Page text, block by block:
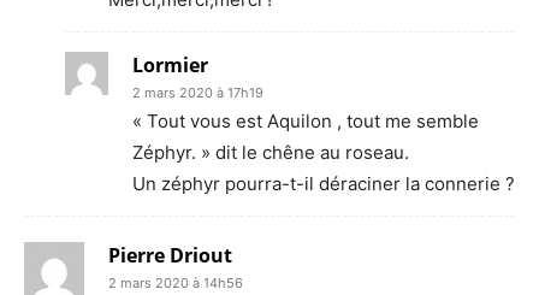
Lormier
2 mars 2020 à 17h19
« Tout vous est Aquilon , tout me semble
Zéphyr. » dit le chêne au roseau.
Un zéphyr pourra-t-il déraciner la connerie ?
Pierre Driout
2 mars 2020 à 14h56